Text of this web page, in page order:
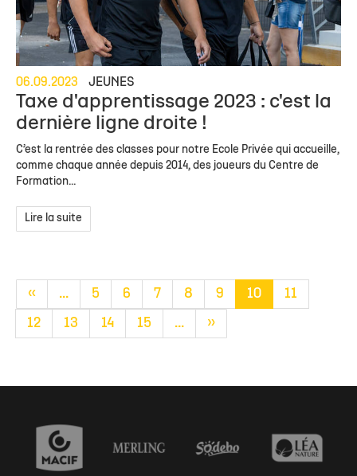
06.09.2023 JEUNES
Taxe d'apprentissage 2023 : c'est la
dernière ligne droite !
C’est la rentrée des classes pour notre Ecole Privée qui accueille,
comme chaque année depuis 2014, des joueurs du Centre de
Formation...
Lire la suite
« ... 5 6 7 8 9 10 11
12 13 14 15 ... »